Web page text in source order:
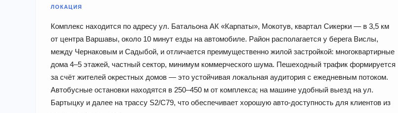
ЛОКАЦИЯ
Комплекс находится по адресу ул. Батальона АК «Карпаты», Мокотув, квартал Сикерки — в 3,5 км
от центра Варшавы, около 10 минут езды на автомобиле. Район располагается у берега Вислы,
между Чернаковым и Садыбой, и отличается преимущественно жилой застройкой: многоквартирные
дома 4–5 этажей, частный сектор, минимум коммерческого шума. Пешеходный трафик формируется
за счёт жителей окрестных домов — это устойчивая локальная аудитория с ежедневным потоком.
Автобусные остановки находятся в 250–450 м от комплекса; на машине удобный выезд на ул.
Бартыцку и далее на трассу S2/С79, что обеспечивает хорошую авто-доступность для клиентов из